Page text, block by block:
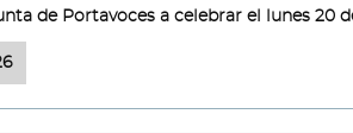
de Portavoces a celebrar el lunes 20